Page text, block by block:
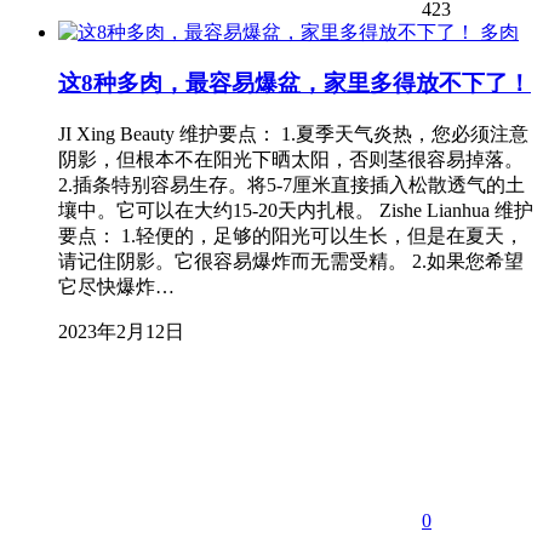
423
多肉
这8种多肉，最容易爆盆，家里多得放不下了！
JI Xing Beauty 维护要点： 1.夏季天气炎热，您必须注意
阴影，但根本不在阳光下晒太阳，否则茎很容易掉落。
2.插条特别容易生存。将5-7厘米直接插入松散透气的土
壤中。它可以在大约15-20天内扎根。 Zishe Lianhua 维护
要点： 1.轻便的，足够的阳光可以生长，但是在夏天，
请记住阴影。它很容易爆炸而无需受精。 2.如果您希望
它尽快爆炸…
2023年2月12日
0